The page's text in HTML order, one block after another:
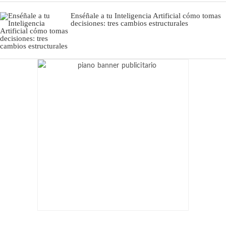
Enséñale a tu Inteligencia Artificial cómo tomas
decisiones: tres cambios estructurales